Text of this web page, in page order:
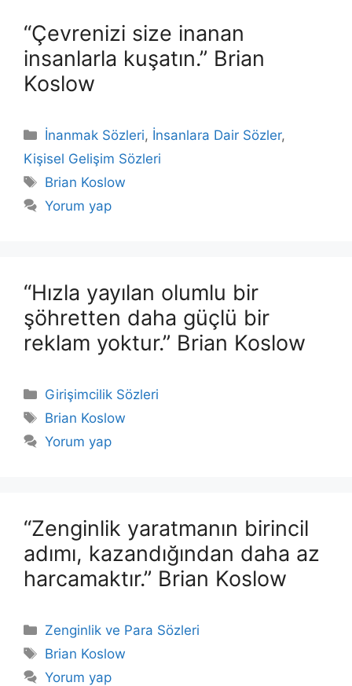
“Çevrenizi size inanan
insanlarla kuşatın.” Brian
Koslow
Kategoriler
İnanmak Sözleri, İnsanlara Dair Sözler,
Kişisel Gelişim Sözleri
Etiketler
Brian Koslow
Yorum yap
“Hızla yayılan olumlu bir
şöhretten daha güçlü bir
reklam yoktur.” Brian Koslow
Kategoriler
Girişimcilik Sözleri
Etiketler
Brian Koslow
Yorum yap
“Zenginlik yaratmanın birincil
adımı, kazandığından daha az
harcamaktır.” Brian Koslow
Kategoriler
Zenginlik ve Para Sözleri
Etiketler
Brian Koslow
Yorum yap